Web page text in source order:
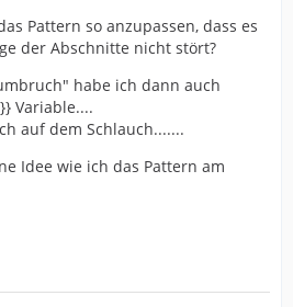
Pattern so anzupassen, dass es
der Abschnitte nicht stört?
habe ich dann auch
Variable....
auf dem Schlauch.......
Idee wie ich das Pattern am